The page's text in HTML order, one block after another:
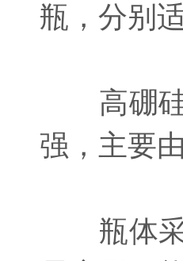
瓶，分别
高硼硅
强，主要
瓶体采